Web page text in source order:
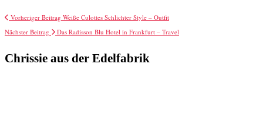
Vorheriger Beitrag Weiße Culottes Schlichter Style – Outfit
Nächster Beitrag
Das Radisson Blu Hotel in Frankfurt – Travel
Chrissie aus der Edelfabrik